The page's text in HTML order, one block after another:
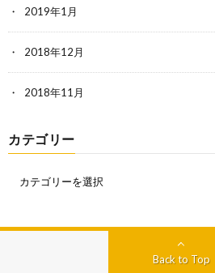
2019年1月
2018年12月
2018年11月
カテゴリー
Back to Top